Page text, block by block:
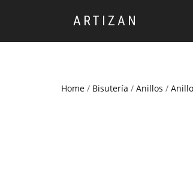
ARTIZAN
Home / Bisutería / Anillos /